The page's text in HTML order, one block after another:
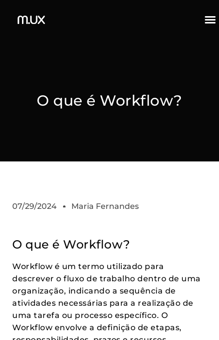
O que é Workflow?
07/29/2024 Maria Fernandes
O que é Workflow?
Workflow é um termo utilizado para
descrever o fluxo de trabalho dentro de uma
organização, indicando a sequência de
atividades necessárias para a realização de
uma tarefa ou processo específico. O
Workflow envolve a definição de etapas,